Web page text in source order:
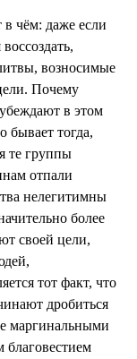
чём: даже если
возносимые
Почему
в этом
бывает тогда,
те группы
отпали
нелегитимны
более
своей цели,
тот факт, что
дробиться
маргинальными
благовестием